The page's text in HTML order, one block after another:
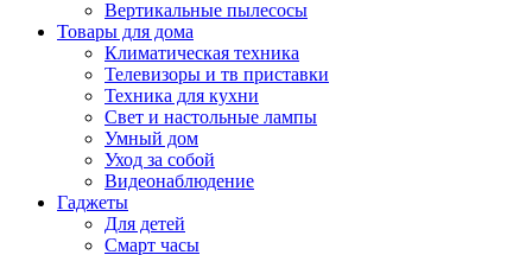
Вертикальные пылесосы
Товары для дома
Климатическая техника
Телевизоры и тв приставки
Техника для кухни
Свет и настольные лампы
Умный дом
Уход за собой
Видеонаблюдение
Гаджеты
Для детей
Смарт часы